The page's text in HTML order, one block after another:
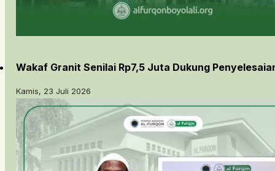
Wakaf Granit Senilai Rp7,5 Juta Dukung
Kamis, 23 Juli 2026